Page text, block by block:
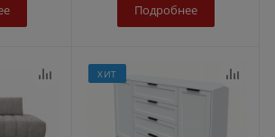
Подробнее
ХИТ